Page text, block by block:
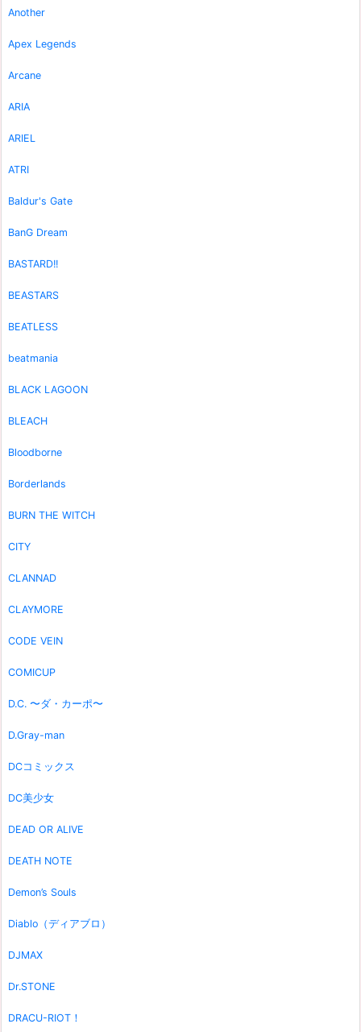
Another
Apex Legends
Arcane
ARIA
ARIEL
ATRI
Baldur's Gate
BanG Dream
BASTARD!!
BEASTARS
BEATLESS
beatmania
BLACK LAGOON
BLEACH
Bloodborne
Borderlands
BURN THE WITCH
CITY
CLANNAD
CLAYMORE
CODE VEIN
COMICUP
D.C. 〜ダ・カーポ〜
D.Gray-man
DCコミックス
DC美少女
DEAD OR ALIVE
DEATH NOTE
Demon’s Souls
Diablo（ディアブロ）
DJMAX
Dr.STONE
DRACU-RIOT！